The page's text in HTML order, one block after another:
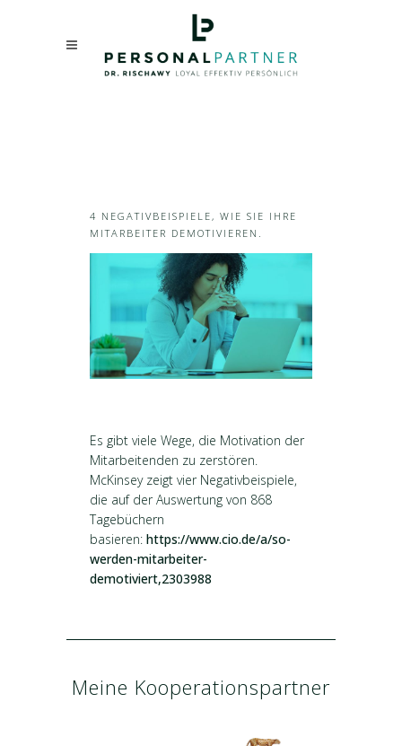
4 NEGATIVBEISPIELE, WIE SIE IHRE
MITARBEITER DEMOTIVIEREN.
Es gibt viele Wege, die Motivation der
Mitarbeitenden zu zerstören.
McKinsey zeigt vier Negativbeispiele,
die auf der Auswertung von 868
Tagebüchern
basieren: https://www.cio.de/a/so-
werden-mitarbeiter-
demotiviert,2303988
Meine Kooperationspartner